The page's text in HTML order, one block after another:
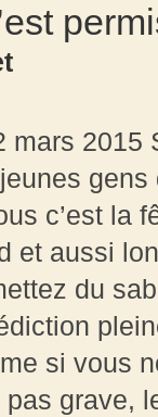
mars 2015
c’est la
et aussi
du
si vous
pas grave,